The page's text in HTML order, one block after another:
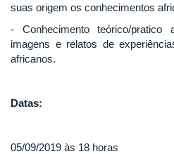
suas origem os conhecimentos
- Conhecimento teórico/
imagens e relatos de
africanos.
Datas:
05/09/2019 às 18 horas